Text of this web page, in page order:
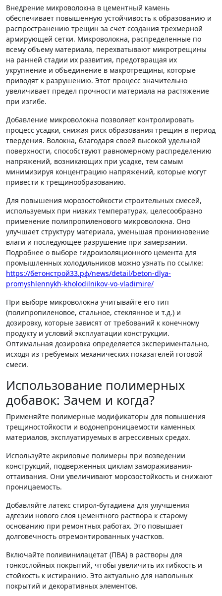
Внедрение микроволокна в цементный камень
обеспечивает повышенную устойчивость к образованию и
распространению трещин за счет создания трехмерной
армирующей сетки. Микроволокна, распределенные по
всему объему материала, перехватывают микротрещины
на ранней стадии их развития, предотвращая их
укрупнение и объединение в макротрещины, которые
приводят к разрушению. Этот процесс значительно
увеличивает предел прочности материала на растяжение
при изгибе.
Добавление микроволокна позволяет контролировать
процесс усадки, снижая риск образования трещин в период
твердения. Волокна, благодаря своей высокой удельной
поверхности, способствуют равномерному распределению
напряжений, возникающих при усадке, тем самым
минимизируя концентрацию напряжений, которые могут
привести к трещинообразованию.
Для повышения морозостойкости строительных смесей,
используемых при низких температурах, целесообразно
применение полипропиленового микроволокна. Оно
улучшает структуру материала, уменьшая проникновение
влаги и последующее разрушение при замерзании.
Подробнее о выборе гидроизоляционного цемента для
промышленных холодильников можно узнать по ссылке:
https://бетонстрой33.рф/news/detail/beton-dlya-
promyshlennykh-kholodilnikov-vo-vladimire/
При выборе микроволокна учитывайте его тип
(полипропиленовое, стальное, стеклянное и т.д.) и
дозировку, которые зависят от требований к конечному
продукту и условий эксплуатации конструкции.
Оптимальная дозировка определяется экспериментально,
исходя из требуемых механических показателей готовой
смеси.
Использование полимерных
добавок: Зачем и когда?
Применяйте полимерные модификаторы для повышения
трещиностойкости и водонепроницаемости каменных
материалов, эксплуатируемых в агрессивных средах.
Используйте акриловые полимеры при возведении
конструкций, подверженных циклам замораживания-
оттаивания. Они увеличивают морозостойкость и снижают
проницаемость.
Добавляйте латекс стирол-бутадиена для улучшения
адгезии нового слоя цементного раствора к старому
основанию при ремонтных работах. Это повышает
долговечность отремонтированных участков.
Включайте поливинилацетат (ПВА) в растворы для
тонкослойных покрытий, чтобы увеличить их гибкость и
стойкость к истиранию. Это актуально для напольных
покрытий и декоративных элементов.